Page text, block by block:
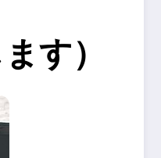
す）